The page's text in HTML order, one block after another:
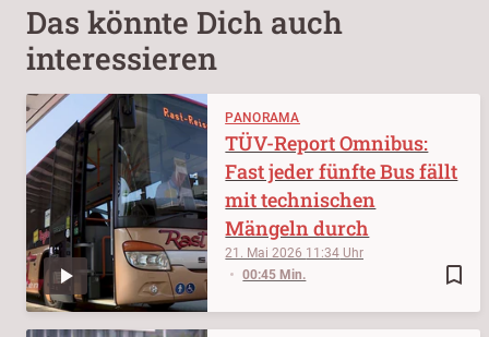
Das könnte Dich auch
interessieren
PANORAMA
bookmark_border
21. Mai 2026 11:34
00:45 Min.
TÜV-Report Omnibus:
Fast jeder fünfte Bus fällt
mit technischen
Mängeln durch